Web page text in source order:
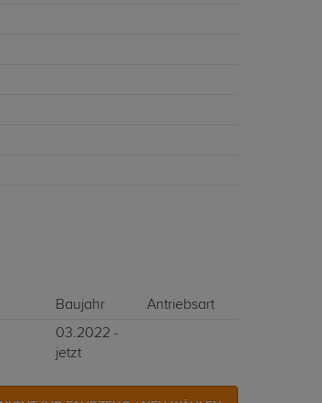
Baujahr
Antriebsart
03.2022 -
jetzt